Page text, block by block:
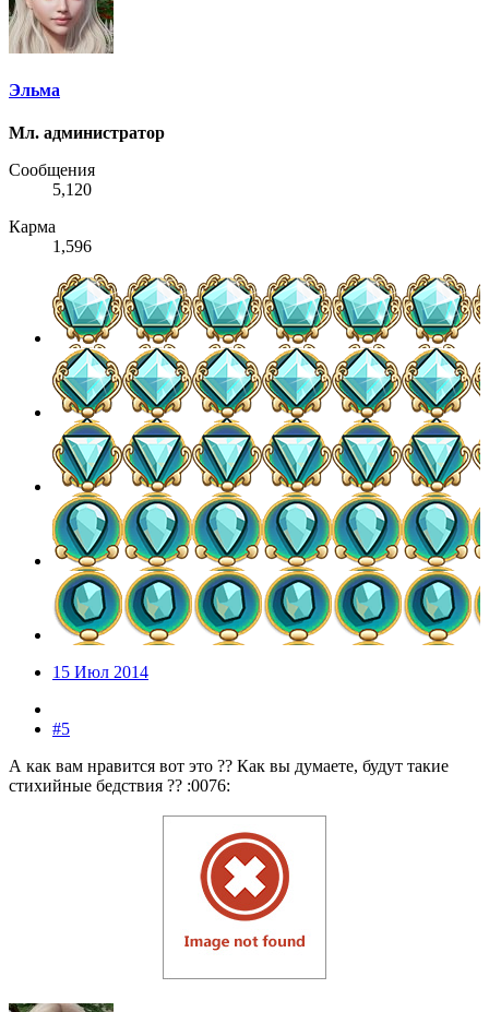
Эльма
Мл. администратор
Сообщения
5,120
Карма
1,596
15 Июл 2014
#5
А как вам нравится вот это ?? Как вы думаете, будут такие
стихийные бедствия ?? :0076: